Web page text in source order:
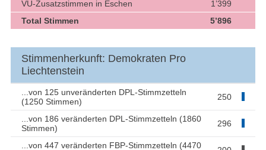
VU-Zusatzstimmen in Eschen
1’399
Total Stimmen
5’896
Stimmenherkunft: Demokraten Pro
Liechtenstein
...von 125 unveränderten DPL-Stimmzetteln
(1250 Stimmen)
250
...von 186 veränderten DPL-Stimmzetteln (1860
Stimmen)
296
...von 447 veränderten FBP-Stimmzetteln (4470